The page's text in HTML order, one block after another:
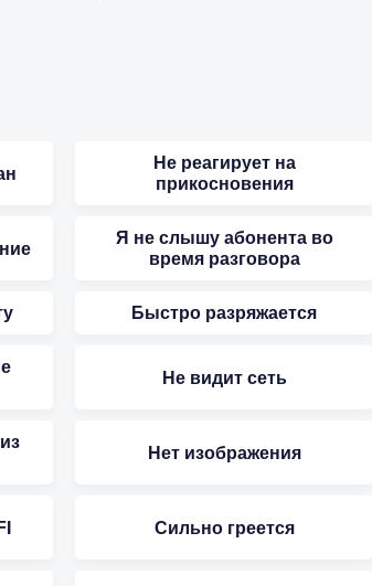
Не реагирует на
прикосновения
Я не слышу абонента во
время разговора
Быстро разряжается
Не видит сеть
Нет изображения
Сильно греется